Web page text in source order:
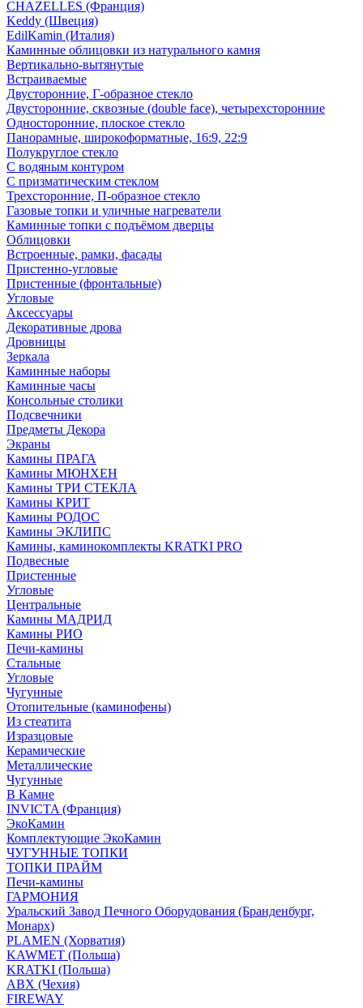
CHAZELLES (Франция)
Keddy (Швеция)
EdilKamin (Италия)
Каминные облицовки из натурального камня
Вертикально-вытянутые
Встраиваемые
Двусторонние, Г-образное стекло
Двусторонние, сквозные (double face), четырехсторонние
Односторонние, плоское стекло
Панорамные, широкоформатные, 16:9, 22:9
Полукруглое стекло
С водяным контуром
С призматическим стеклом
Трехсторонние, П-образное стекло
Газовые топки и уличные нагреватели
Каминные топки с подъёмом дверцы
Облицовки
Встроенные, рамки, фасады
Пристенно-угловые
Пристенные (фронтальные)
Угловые
Аксессуары
Декоративные дрова
Дровницы
Зеркала
Каминные наборы
Каминные часы
Консольные столики
Подсвечники
Предметы Декора
Экраны
Камины ПРАГА
Камины МЮНХЕН
Камины ТРИ СТЕКЛА
Камины КРИТ
Камины РОДОС
Камины ЭКЛИПС
Камины, каминокомплекты KRATKI PRO
Подвесные
Пристенные
Угловые
Центральные
Камины МАДРИД
Камины РИО
Печи-камины
Стальные
Угловые
Чугунные
Отопительные (каминофены)
Из стеатита
Изразцовые
Керамические
Металлические
Чугунные
В Камне
INVICTA (Франция)
ЭкоКамин
Комплектующие ЭкоКамин
ЧУГУННЫЕ ТОПКИ
ТОПКИ ПРАЙМ
Печи-камины
ГАРМОНИЯ
Уральский Завод Печного Оборудования (Бранденбург,
Монарх)
PLAMEN (Хорватия)
KAWMET (Польша)
KRATKI (Польша)
ABX (Чехия)
FIREWAY